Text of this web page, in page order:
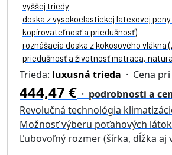
vyššej triedy
doska z vysokoelastickej latexovej
kopírovateľnosť a priedušnosť)
roznášacia doska z kokosového vlákna
priedušnosť a životnosť matraca,
Trieda: luxusná trieda · Cena
444,47 € · podrobnosti a
Revolučná technológia
Možnosť výberu poťahových látok
Ľubovoľný rozmer (šírka, dĺžka aj